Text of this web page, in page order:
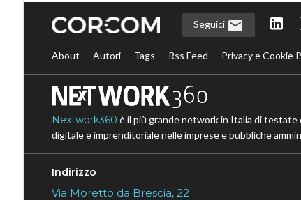
Seguici
About Autori Tags Rss Feed Privacy e Cookie
Nextwork360 è il più grande network in Italia di testate
digitale e imprenditoriale nelle imprese e pubbliche
Indirizzo
Via Moretto da Brescia, 22